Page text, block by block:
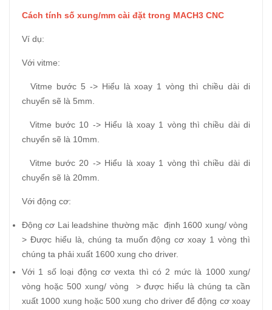
Cách tính số xung/mm cài đặt trong MACH3 CNC
Ví dụ:
Với vitme:
Vitme bước 5 -> Hiểu là xoay 1 vòng thì chiều dài di
chuyển sẽ là 5mm.
Vitme bước 10 -> Hiểu là xoay 1 vòng thì chiều dài di
chuyển sẽ là 10mm.
Vitme bước 20 -> Hiểu là xoay 1 vòng thì chiều dài di
chuyển sẽ là 20mm.
Với động cơ:
Động cơ Lai leadshine thường mặc định 1600 xung/ vòng
> Được hiểu là, chúng ta muốn động cơ xoay 1 vòng thì
chúng ta phải xuất 1600 xung cho driver.
Với 1 số loại động cơ vexta thì có 2 mức là 1000 xung/
vòng hoặc 500 xung/ vòng > được hiểu là chúng ta cần
xuất 1000 xung hoặc 500 xung cho driver để động cơ xoay